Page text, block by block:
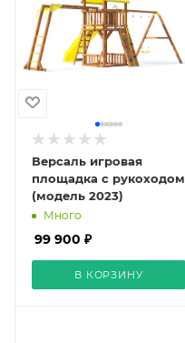
Версаль игровая
площадка с рукоходом
(модель 2023)
Много
99 900 ₽
В КОРЗИНУ